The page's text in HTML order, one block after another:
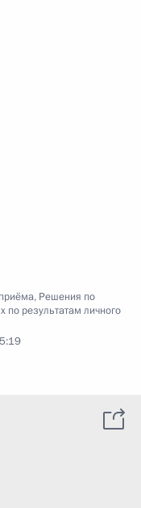
, Решения по
по результатам личного